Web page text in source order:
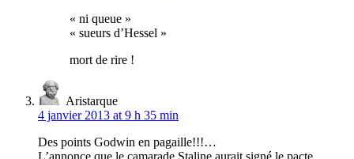
« ni queue »
« sueurs d’Hessel »
mort de rire !
Aristarque
4 janvier 2013 at 9 h 35 min
Des points Godwin en pagaille!!!…